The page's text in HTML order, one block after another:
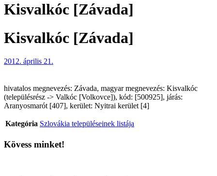
Kisvalkóc [Závada]
Kisvalkóc [Závada]
2012. április 21.
hivatalos megnevezés: Závada, magyar megnevezés: Kisvalkóc
(településrész -> Valkóc [Volkovce]), kód: [500925], járás:
Aranyosmarót [407], kerület: Nyitrai kerület [4]
Kategória Szlovákia településeinek listája
Kövess minket!